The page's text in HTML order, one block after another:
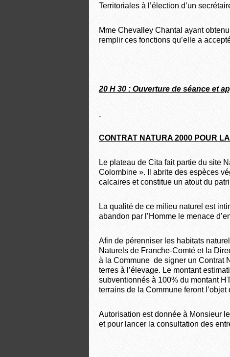
Territoriales à l’élection d’un
Mme Chevalley Chantal ayant
remplir ces fonctions qu’elle a
20 H 30 : Ouverture de séance et
CONTRAT NATURA 2000 POUR
Le plateau de Cita fait partie du site
Colombine ». Il abrite des espèces
calcaires et constitue un atout du
La qualité de ce milieu naturel est
abandon par l’Homme le menace
Afin de pérenniser les habitats
Naturels de Franche-Comté et la
à la Commune de signer un Contrat
terres à l’élevage. Le montant
subventionnés à 100% du montant
terrains de la Commune feront
Autorisation est donnée à Monsieur
et pour lancer la consultation des